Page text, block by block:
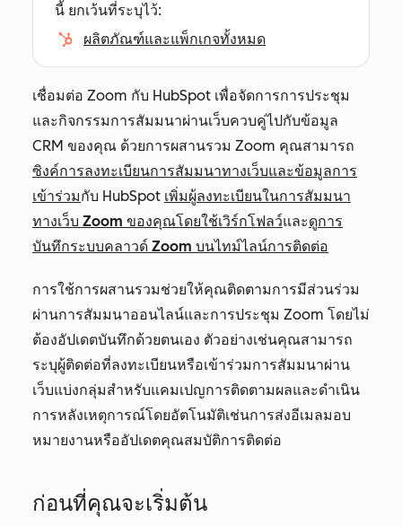
นี้ ยกเว้นที่ระบุไว้:
ผลิตภัณฑ์และแพ็กเกจทั้งหมด
เชื่อมต่อ Zoom กับ HubSpot เพื่อจัดการการประชุม
และกิจกรรมการสัมมนาผ่านเว็บควบคู่ไปกับข้อมูล
CRM ของคุณ ด้วยการผสานรวม Zoom คุณสามารถ
ซิงค์การลงทะเบียนการสัมมนาทางเว็บและข้อมูลการ
เข้าร่วมกับ HubSpot เพิ่มผู้ลงทะเบียนในการสัมมนา
ทางเว็บ Zoom ของคุณโดยใช้เวิร์กโฟลว์และดูการ
บันทึกระบบคลาวด์ Zoom บนไทม์ไลน์การติดต่อ
การใช้การผสานรวมช่วยให้คุณติดตามการมีส่วนร่วม
ผ่านการสัมมนาออนไลน์และการประชุม Zoom โดยไม่
ต้องอัปเดตบันทึกด้วยตนเอง ตัวอย่างเช่นคุณสามารถ
ระบุผู้ติดต่อที่ลงทะเบียนหรือเข้าร่วมการสัมมนาผ่าน
เว็บแบ่งกลุ่มสำหรับแคมเปญการติดตามผลและดำเนิน
การหลังเหตุการณ์โดยอัตโนมัติเช่นการส่งอีเมลมอบ
หมายงานหรืออัปเดตคุณสมบัติการติดต่อ
ก่อนที่คุณจะเริ่มต้น